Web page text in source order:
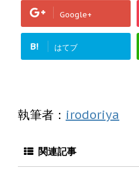
Google+
B! はてブ
執筆者： irodoriya
関連記事